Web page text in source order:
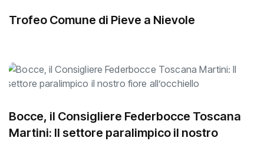
Trofeo Comune di Pieve a Nievole
Bocce, il Consigliere Federbocce Toscana
Martini: Il settore paralimpico il nostro